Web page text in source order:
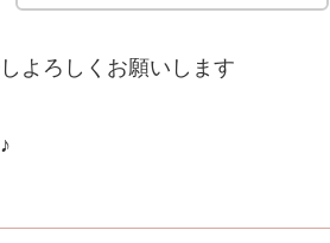
よろしくお願いします